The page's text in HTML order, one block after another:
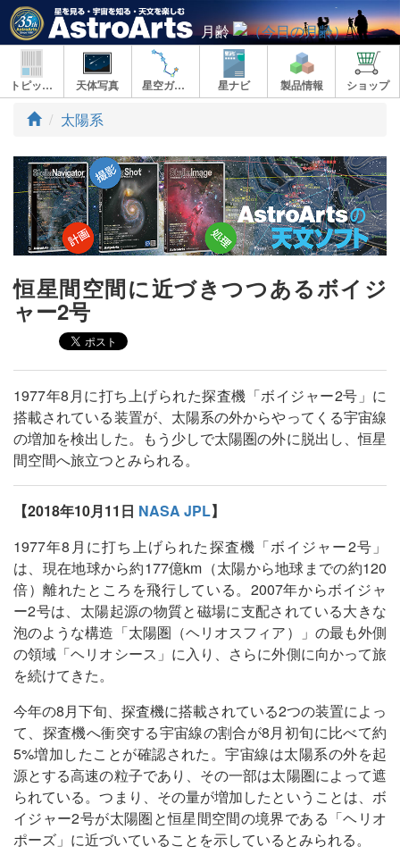
月齢
トピックス 天体写真 星空ガイド 星ナビ 製品情報 ショップ
ト
プ
太陽系
恒星間空間に近づきつつあるボイジ
ャー2号
1977年8月に打ち上げられた探査機「ボイジャー2号」に
搭載されている装置が、太陽系の外からやってくる宇宙線
の増加を検出した。もう少しで太陽圏の外に脱出し、恒星
間空間へ旅立つとみられる。
【2018年10月11日 NASA JPL】
1977年8月に打ち上げられた探査機「ボイジャー2号」
は、現在地球から約177億km（太陽から地球までの約120
倍）離れたところを飛行している。2007年からボイジャ
ー2号は、太陽起源の物質と磁場に支配されている大きな
泡のような構造「太陽圏（ヘリオスフィア）」の最も外側
の領域「ヘリオシース」に入り、さらに外側に向かって旅
を続けてきた。
今年の8月下旬、探査機に搭載されている2つの装置によっ
て、探査機へ衝突する宇宙線の割合が8月初旬に比べて約
5%増加したことが確認された。宇宙線は太陽系の外を起
源とする高速の粒子であり、その一部は太陽圏によって遮
られている。つまり、その量が増加したということは、ボ
イジャー2号が太陽圏と恒星間空間の境界である「ヘリオ
ポーズ」に近づいていることを示しているとみられる。